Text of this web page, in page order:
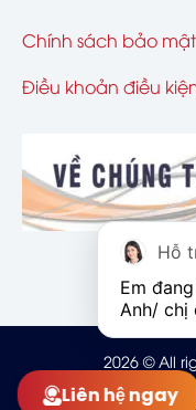
Chính sách bảo mật
Điều khoản điều
2026 © All
Mọi thông tin trên
Liên hệ ngay
Hỗ
Em
Anh/ chị